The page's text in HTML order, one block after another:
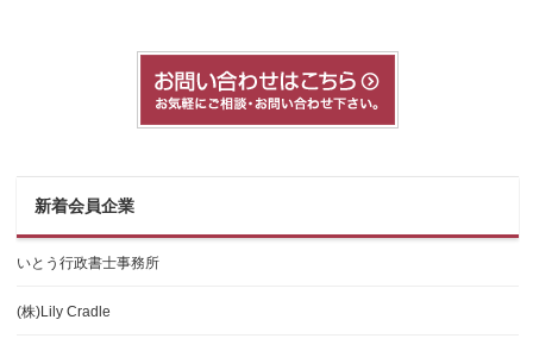
新着会員企業
いとう行政書士事務所
(株)Lily Cradle